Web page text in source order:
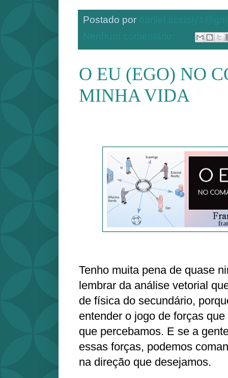
Postado por
O EU (EGO) NO
MINHA VIDA
Tenho muita pena de quase
lembrar da análise vetorial
de física do secundário,
entender o jogo de forças
que percebamos. E se a
essas forças, podemos
na direção que desejamos.